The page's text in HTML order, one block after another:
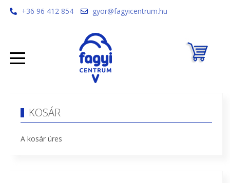
+36 96 412 854 gyor@fagyicentrum.hu
KOSÁR
A kosár üres